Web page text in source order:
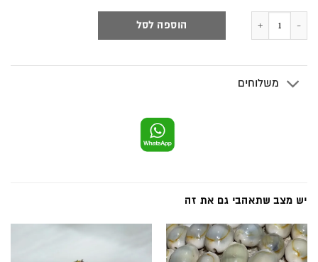
הוספה לסל
משלוחים
יש מצב שתאהבי גם את זה